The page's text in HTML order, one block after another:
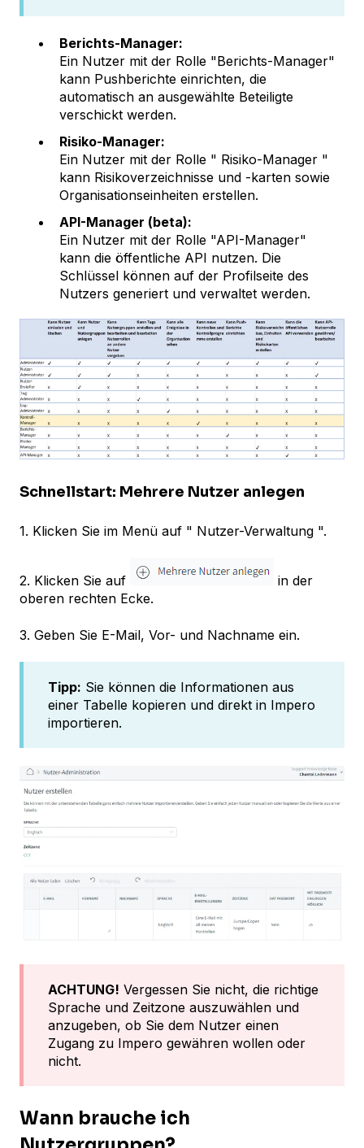
Berichts-Manager:
Ein Nutzer mit der Rolle "Berichts-Manager"
kann Pushberichte einrichten, die
automatisch an ausgewählte Beteiligte
verschickt werden.
Risiko-Manager:
Ein Nutzer mit der Rolle " Risiko-Manager "
kann Risikoverzeichnisse und -karten sowie
Organisationseinheiten erstellen.
API-Manager (beta):
Ein Nutzer mit der Rolle "API-Manager"
kann die öffentliche API nutzen. Die
Schlüssel können auf der Profilseite des
Nutzers generiert und verwaltet werden.
Schnellstart: Mehrere Nutzer anlegen
1. Klicken Sie im Menü auf " Nutzer-Verwaltung ".
2. Klicken Sie auf
in der
oberen rechten Ecke.
3. Geben Sie E-Mail, Vor- und Nachname ein.
Tipp: Sie können die Informationen aus
einer Tabelle kopieren und direkt in Impero
importieren.
ACHTUNG! Vergessen Sie nicht, die richtige
Sprache und Zeitzone auszuwählen und
anzugeben, ob Sie dem Nutzer einen
Zugang zu Impero gewähren wollen oder
nicht.
Wann brauche ich